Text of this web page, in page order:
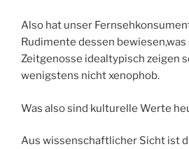
Also hat unser
Rudimente dessen
Zeitgenosse idealtypisch zeigen
wenigstens nicht xenophob.
Was also sind kulturelle Werte
Aus wissenschaftlicher Sicht ist